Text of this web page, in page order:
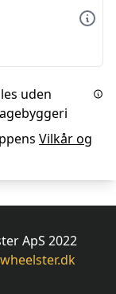
uden
Vilkår og
ApS 2022